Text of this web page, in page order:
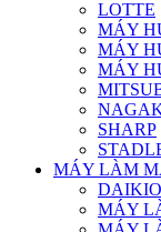
LOTTE
MÁY
MÁY
MÁY
SHARP
MÁY LÀM
DAIKIO
MÁY